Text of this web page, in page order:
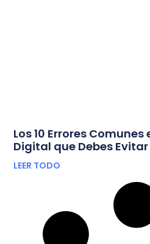
Los 10 Errores
Digital que Debes Evitar
LEER TODO